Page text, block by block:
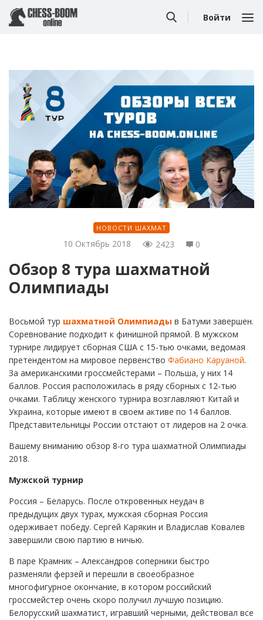
Войти
НОВОСТИ ШАХМАТ
10 Октябрь 2018 2423 0
Обзор 8 тура шахматной
Олимпиады
Восьмой тур шахматной Олимпиады в Батуми завершен.
Соревнование подходит к финишной прямой. В мужском
турнире лидирует сборная США с 15-тью очками, ведомая
претендентом на мировое первенство Фабиано Каруаной.
За американскими гроссмейстерами – Польша, у них 14
баллов. Россия расположилась в ряду сборных с 12-тью
очками. Таблицу женского турнира возглавляют Китай и
Украина, которые имеют в своем активе по 14 баллов.
Представительницы России отстают от лидеров на 2 очка.
Вашему вниманию обзор 8-го тура шахматной Олимпиады
2018.
Мужской турнир
Россия – Беларусь. После откровенных неудач в
предыдущих двух турах, мужская сборная Россия
одерживает победу. Сергей Карякин и Владислав Ковалев
завершили свою партию в ничью.
В паре Крамник – Александров соперники быстро
разменяли ферзей и перешли в своеобразное
многофигурное окончание, в котором российский
гроссмейстер очень скоро получил лучшую позицию.
Белорусский шахматист, игравший черными, действовал все